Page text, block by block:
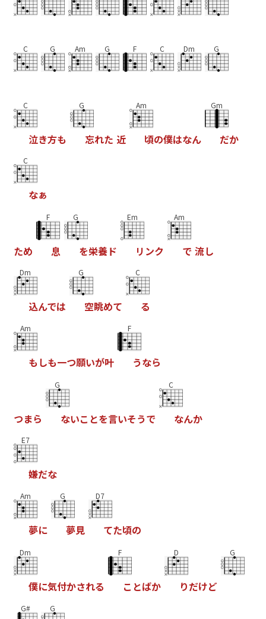
C G Am G F C Dm G
C
泣き方も
G
忘れた 近
Am
頃の僕はなん
Gm
だか
C
なぁ
ため
F
息
G
を栄養ド
Em
リ ンク
Am
で 流し
Dm
込んでは
G
空眺めて
C
る
Am
もしも一つ願いが叶
F
うなら
つまら
G
ないこ とを言いそうで
C
なんか
E7
嫌だな
Am
夢に
G
夢見
D7
てた頃の
Dm
僕に気付かされる
F
こ とばか
D
りだけど
G
G# G